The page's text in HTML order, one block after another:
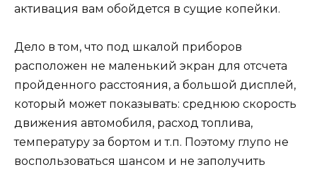
активация вам обойдется в сущие копейки.
Дело в том, что под шкалой приборов
расположен не маленький экран для отсчета
пройденного расстояния, а большой дисплей,
который может показывать: среднюю скорость
движения автомобиля, расход топлива,
температуру за бортом и т.п. Поэтому глупо не
воспользоваться шансом и не заполучить